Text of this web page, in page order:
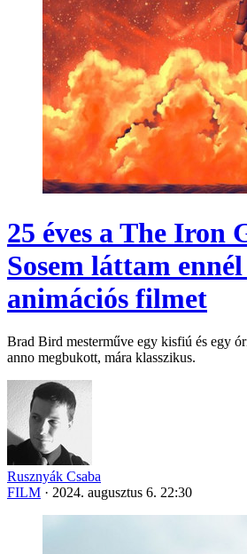
25 éves a The Iron
Sosem láttam
animációs filmet
Brad Bird mesterműve egy kisfiú és egy
anno megbukott, mára klasszikus.
Rusznyák Csaba
FILM · 2024. augusztus 6. 22:30